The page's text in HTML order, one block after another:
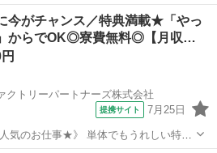
て気に
今がチャンス／特典満載★「やっ
からでOK◎寮費無料◎【月収…
クトリーパートナーズ株式会社
提携サイト 7月25日
気のお仕事★》 単体でもうれしい特典